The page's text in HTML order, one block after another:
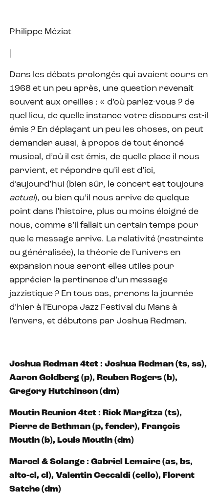
Philippe Méziat
Dans les débats prolongés qui avaient cours en
1968 et un peu après, une question revenait
souvent aux oreilles : « d’où parlez-vous ? de
quel lieu, de quelle instance votre discours est-il
émis ? En déplaçant un peu les choses, on peut
demander aussi, à propos de tout énoncé
musical, d’où il est émis, de quelle place il nous
parvient, et répondre qu’il est d’ici,
d’aujourd’hui (bien sûr, le concert est toujours
actuel), ou bien qu’il nous arrive de quelque
point dans l’histoire, plus ou moins éloigné de
nous, comme s’il fallait un certain temps pour
que le message arrive. La relativité (restreinte
ou généralisée), la théorie de l’univers en
expansion nous seront-elles utiles pour
apprécier la pertinence d’un message
jazzistique ? En tous cas, prenons la journée
d’hier à l’Europa Jazz Festival du Mans à
l’envers, et débutons par Joshua Redman.
Joshua Redman 4tet : Joshua Redman (ts, ss),
Aaron Goldberg (p), Reuben Rogers (b),
Gregory Hutchinson (dm)
Moutin Reunion 4tet : Rick Margitza (ts),
Pierre de Bethman (p, fender), François
Moutin (b), Louis Moutin (dm)
Marcel & Solange : Gabriel Lemaire (as, bs,
alto-cl, cl), Valentin Ceccaldi (cello), Florent
Satche (dm)